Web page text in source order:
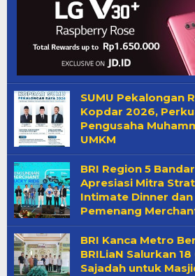
SUMU Pekalongan
Kopdar 2026,
Pengusaha
UMKM
BRI Region 5
Apresiasi Mitra
Intimate Dinner
Pemenang
BRI Kanca Metro
BRILiaN Salurkan
Sajadah untuk